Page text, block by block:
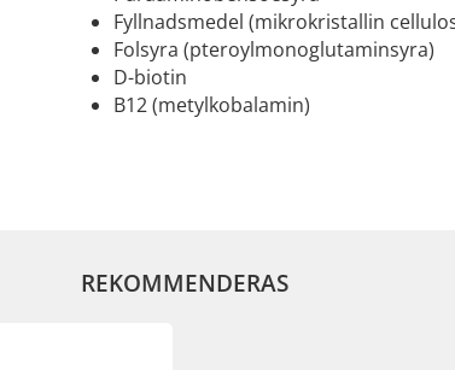
Fyllnadsmedel (mikrokristallin
Folsyra (pteroylmonoglutaminsyra)
D-biotin
B12 (metylkobalamin)
REKOMMENDERAS